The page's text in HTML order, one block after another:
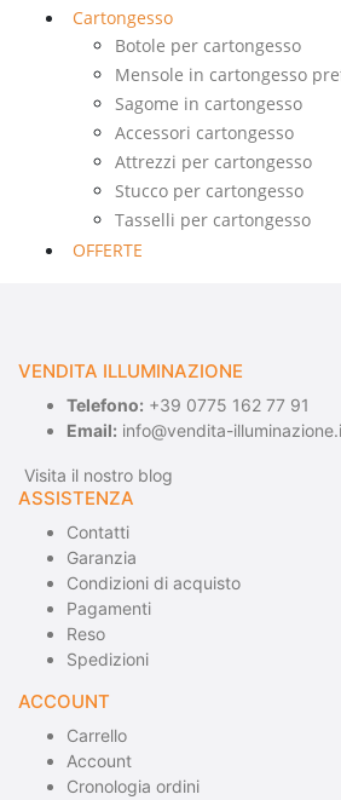
Cartongesso
Botole per cartongesso
Mensole in cartongesso
Sagome in cartongesso
Accessori cartongesso
Attrezzi per cartongesso
Stucco per cartongesso
Tasselli per cartongesso
OFFERTE
VENDITA ILLUMINAZIONE
Telefono: +39 0775 162 77 91
Email: info@vendita-
Visita il nostro blog
ASSISTENZA
Contatti
Garanzia
Condizioni di acquisto
Pagamenti
Reso
Spedizioni
ACCOUNT
Carrello
Account
Cronologia ordini